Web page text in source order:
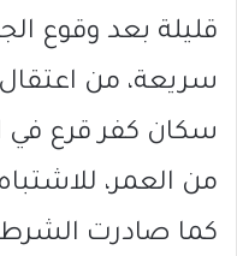
قليلة بعد وقوع
سريعة، من
سكان كفر قرع في
من العمر،
كما صادرت